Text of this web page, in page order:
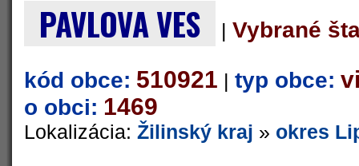
PAVLOVA VES | Vybrané
kód obce: 510921 | typ obce:
o obci: 1469
Lokalizácia: Žilinský kraj » okres